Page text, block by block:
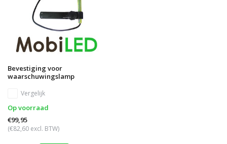
Bevestiging voor
waarschuwingslamp
Vergelijk
Op voorraad
€99,95
(€82,60 excl. BTW)